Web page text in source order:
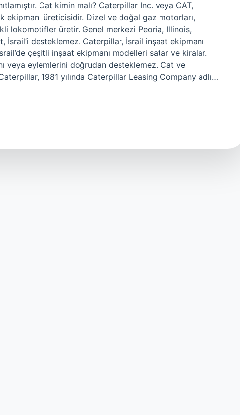
Cat kimin malı? Caterpillar Inc. veya CAT,
ekipmanı üreticisidir. Dizel ve doğal gaz motorları,
lokomotifler üretir. Genel merkezi Peoria, Illinois,
İsrail’i desteklemez. Caterpillar, İsrail inşaat ekipmanı
çeşitli inşaat ekipmanı modelleri satar ve kiralar.
veya eylemlerini doğrudan desteklemez. Cat ve
1981 yılında Caterpillar Leasing Company adlı…